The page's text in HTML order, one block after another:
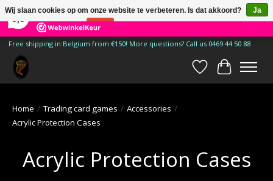
185 Reviews ×
Free shipping in Belgium from €150! More questions? Call us 0469 44 50 88
Verlanglijst
Home / Trading card games / Accessories /
Acrylic Protection Cases
Acrylic Protection Cases
Wij slaan cookies op om onze website te verbeteren. Is dat akkoord?
Ja
Nee